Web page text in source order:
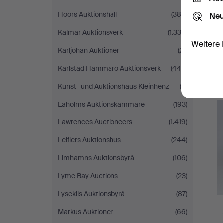
Höörs Auktionshall
(384)
Kalmar Auktionsverk
(1.338)
Karljohan Auktioner
(21)
Karlstad Hammarö Auktionsverk
(446)
Kunst- und Auktionshaus Kleinhenz
(4)
Laholms Auktionskammare
(193)
Lawrences Auctioneers
(1.419)
Leiflers Auktionshus
(244)
Limhamns Auktionsbyrå
(106)
Lyme Bay Auctions
(23)
Lysekils Auktionsbyrå
(87)
Markus Auktioner
(66)
Weitere